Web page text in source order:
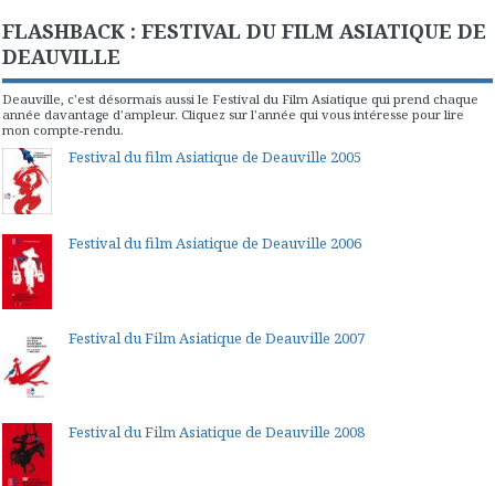
FLASHBACK : FESTIVAL DU FILM ASIATIQUE DE
DEAUVILLE
Deauville, c'est désormais aussi le Festival du Film Asiatique qui prend chaque
année davantage d'ampleur. Cliquez sur l'année qui vous intéresse pour lire
mon compte-rendu.
Festival du film Asiatique de Deauville 2005
Festival du film Asiatique de Deauville 2006
Festival du Film Asiatique de Deauville 2007
Festival du Film Asiatique de Deauville 2008